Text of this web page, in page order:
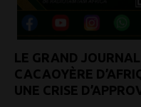
LE GRAND
CACAOYÈRE
UNE CRISE